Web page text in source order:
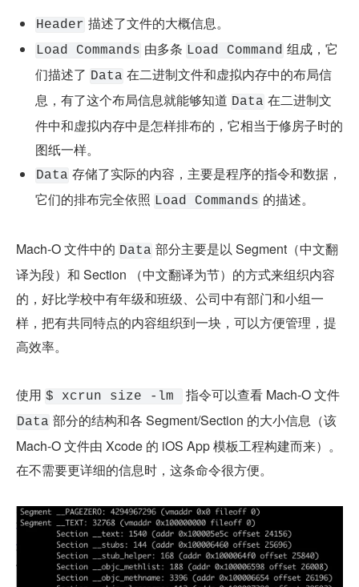
Header 描述了文件的大概信息。
Load Commands 由多条 Load Command 组成，它
们描述了 Data 在二进制文件和虚拟内存中的布局信
息，有了这个布局信息就能够知道 Data 在二进制文
件中和虚拟内存中是怎样排布的，它相当于修房子时的
图纸一样。
Data 存储了实际的内容，主要是程序的指令和数据，
它们的排布完全依照 Load Commands 的描述。
Mach-O 文件中的 Data 部分主要是以 Segment（中文翻
译为段）和 Section （中文翻译为节）的方式来组织内容
的，好比学校中有年级和班级、公司中有部门和小组一
样，把有共同特点的内容组织到一块，可以方便管理，提
高效率。
使用 $ xcrun size -lm
Data 部分的结构和各 Segment/Section 的大小信息（该
Mach-O 文件由 Xcode 的 iOS App 模板工程构建而来）。
在不需要更详细的信息时，这条命令很方便。